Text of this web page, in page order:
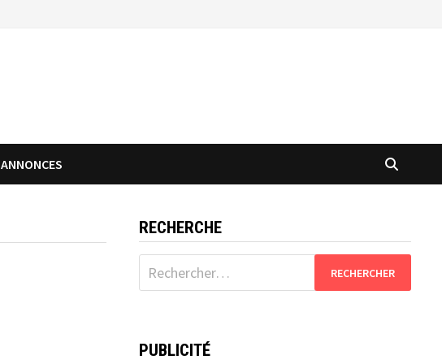
ANNONCES
RECHERCHE
Rechercher :
PUBLICITÉ